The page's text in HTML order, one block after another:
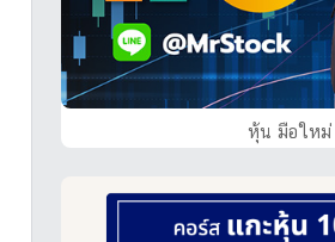
หุ้น มือใหม่